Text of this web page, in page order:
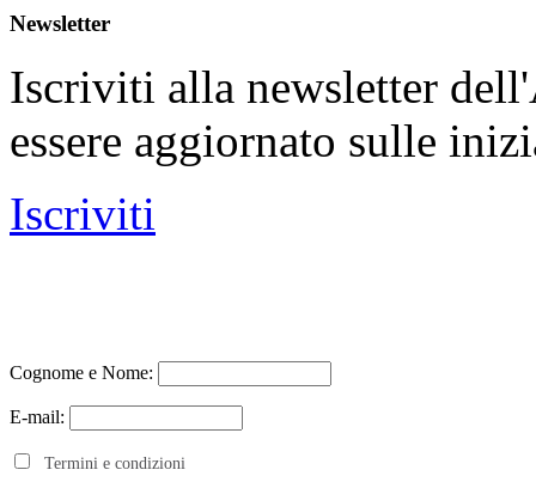
Newsletter
Iscriviti alla newsletter
essere aggiornato sulle
Iscriviti
Cognome e Nome:
E-mail:
Termini e condizioni